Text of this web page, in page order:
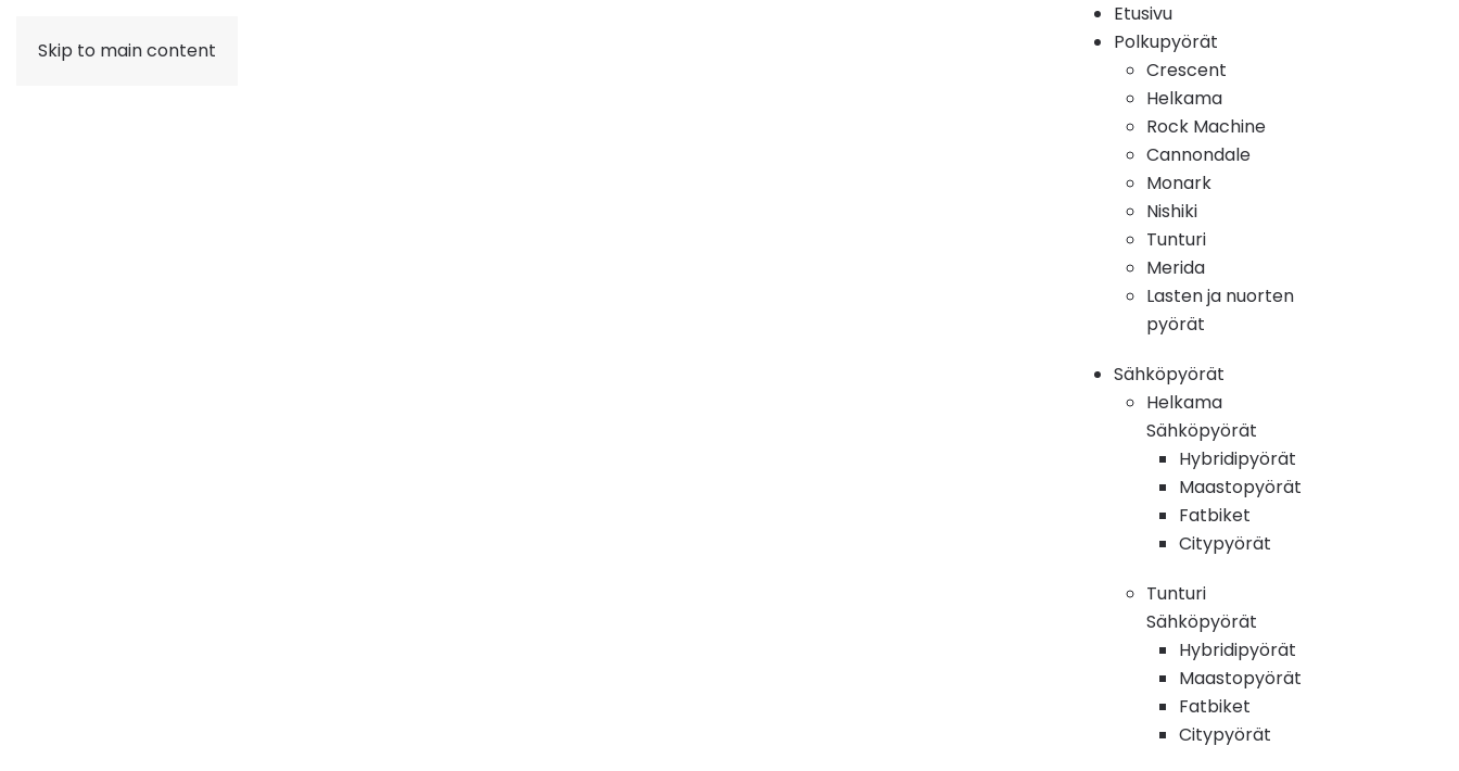
Skip to main content
Etusivu
Polkupyörät
Crescent
Helkama
Rock Machine
Cannondale
Monark
Nishiki
Tunturi
Merida
Lasten ja nuorten
pyörät
Sähköpyörät
Helkama
Sähköpyörät
Hybridipyörät
Maastopyörät
Fatbiket
Citypyörät
Tunturi
Sähköpyörät
Hybridipyörät
Maastopyörät
Fatbiket
Citypyörät